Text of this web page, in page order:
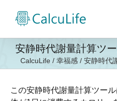
安静時代謝量計算ツ
CalcuLife / 幸福感 / 安静時代
この安静時代謝量計算ツー